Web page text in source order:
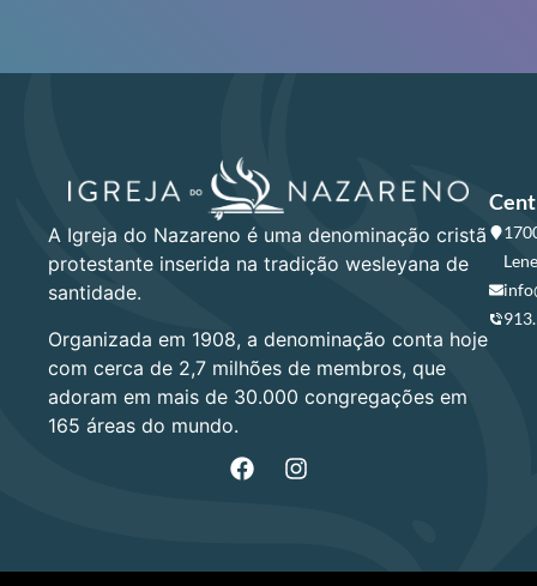
A Igreja do Nazareno é uma denominação cristã
protestante inserida na tradição wesleyana de
santidade.
Organizada em 1908, a denominação conta hoje
com cerca de 2,7 milhões de membros, que
adoram em mais de 30.000 congregações em
165 áreas do mundo.